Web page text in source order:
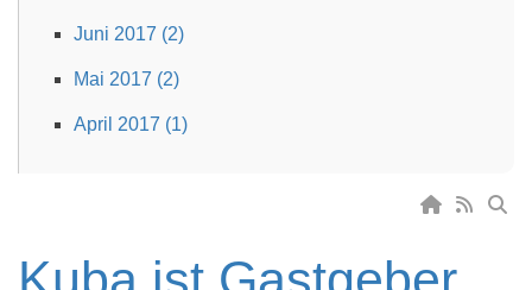
Juni 2017 (2)
Mai 2017 (2)
April 2017 (1)